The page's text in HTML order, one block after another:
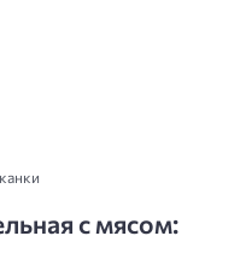
с мясом: